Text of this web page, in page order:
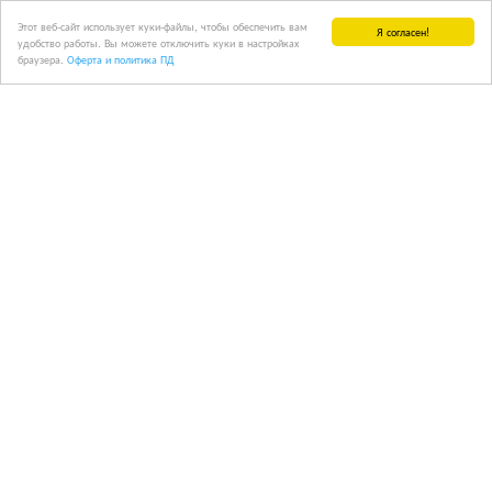
Я согласен!
Этот веб-сайт использует куки-файлы, чтобы обеспечить вам
удобство работы. Вы можете отключить куки в настройках
браузера. Оферта и политика ПД